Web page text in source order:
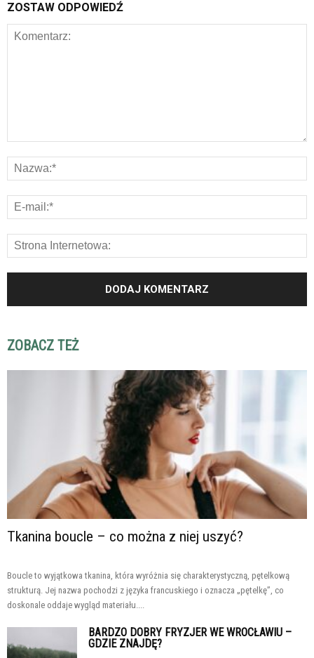
ZOSTAW ODPOWIEDŹ
ZOBACZ TEŻ
Tkanina boucle – co można z niej uszyć?
Boucle to wyjątkowa tkanina, która wyróżnia się charakterystyczną, pętelkową
strukturą. Jej nazwa pochodzi z języka francuskiego i oznacza „pętelkę”, co
doskonale oddaje wygląd materiału....
BARDZO DOBRY FRYZJER WE WROCŁAWIU –
GDZIE ZNAJDĘ?